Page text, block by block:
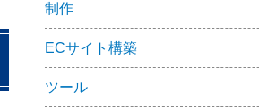
制作
ECサイト構築
ツール